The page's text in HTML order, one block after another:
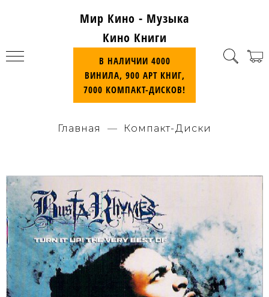
Мир Кино - Музыка
Кино Книги
В НАЛИЧИИ 4000
ВИНИЛА, 900 АРТ КНИГ,
7000 КОМПАКТ-ДИСКОВ!
Главная Компакт-Диски